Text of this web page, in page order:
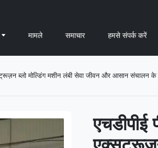
मामले समाचार हमसे संपर्क करें
ब्लो मोल्डिंग मशीन लंबी सेवा जीवन और आसान संचालन के
एचडीपीई